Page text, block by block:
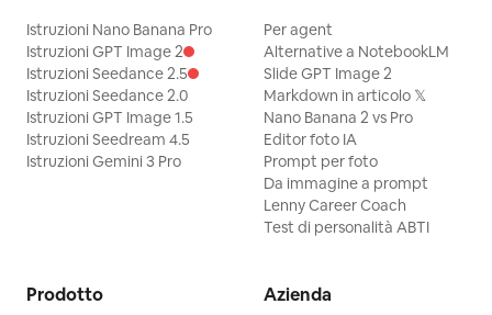
Istruzioni Nano Banana Pro
Istruzioni GPT Image 2
Istruzioni Seedance 2.5
Istruzioni Seedance 2.0
Istruzioni GPT Image 1.5
Istruzioni Seedream 4.5
Istruzioni Gemini 3 Pro
Per agent
Alternative a NotebookLM
Slide GPT Image 2
Markdown in articolo 𝕏
Nano Banana 2 vs Pro
Editor foto IA
Prompt per foto
Da immagine a prompt
Lenny Career Coach
Test di personalità ABTI
Prodotto Azienda